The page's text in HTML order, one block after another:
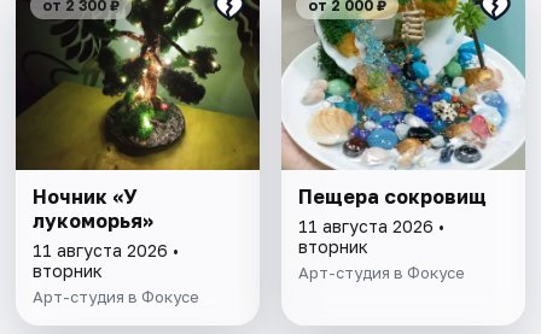
от 2 300 ₽
Ночник «У
лукоморья»
11 августа 2026 •
вторник
Арт-студия в Фокусе
от 2 000 ₽
Пещера сокровищ
11 августа 2026 •
вторник
Арт-студия в Фокусе